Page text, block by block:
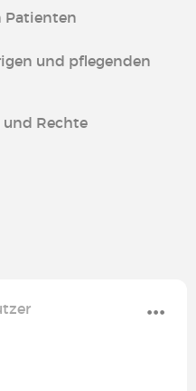
Patienten
und pflegenden
Rechte